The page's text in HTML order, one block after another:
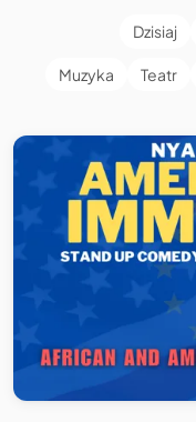
Dzisiaj
Muzyka Teatr